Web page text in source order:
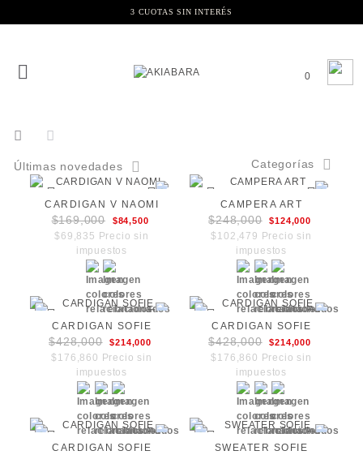
3 CUOTAS SIN INTERÉS
0
Últimas novedades Categorías
CARDIGAN V NAOMI
$169,000 $84,500
$69,835 Precio sin
impuestos
CAMPERA ART
$248,000 $124,000
$102,479 Precio sin
impuestos
CARDIGAN SOFIE
$428,000 $214,000
$176,860 Precio sin
impuestos
CARDIGAN SOFIE
$428,000 $214,000
$176,860 Precio sin
impuestos
CARDIGAN SOFIE SWEATER SOFIE